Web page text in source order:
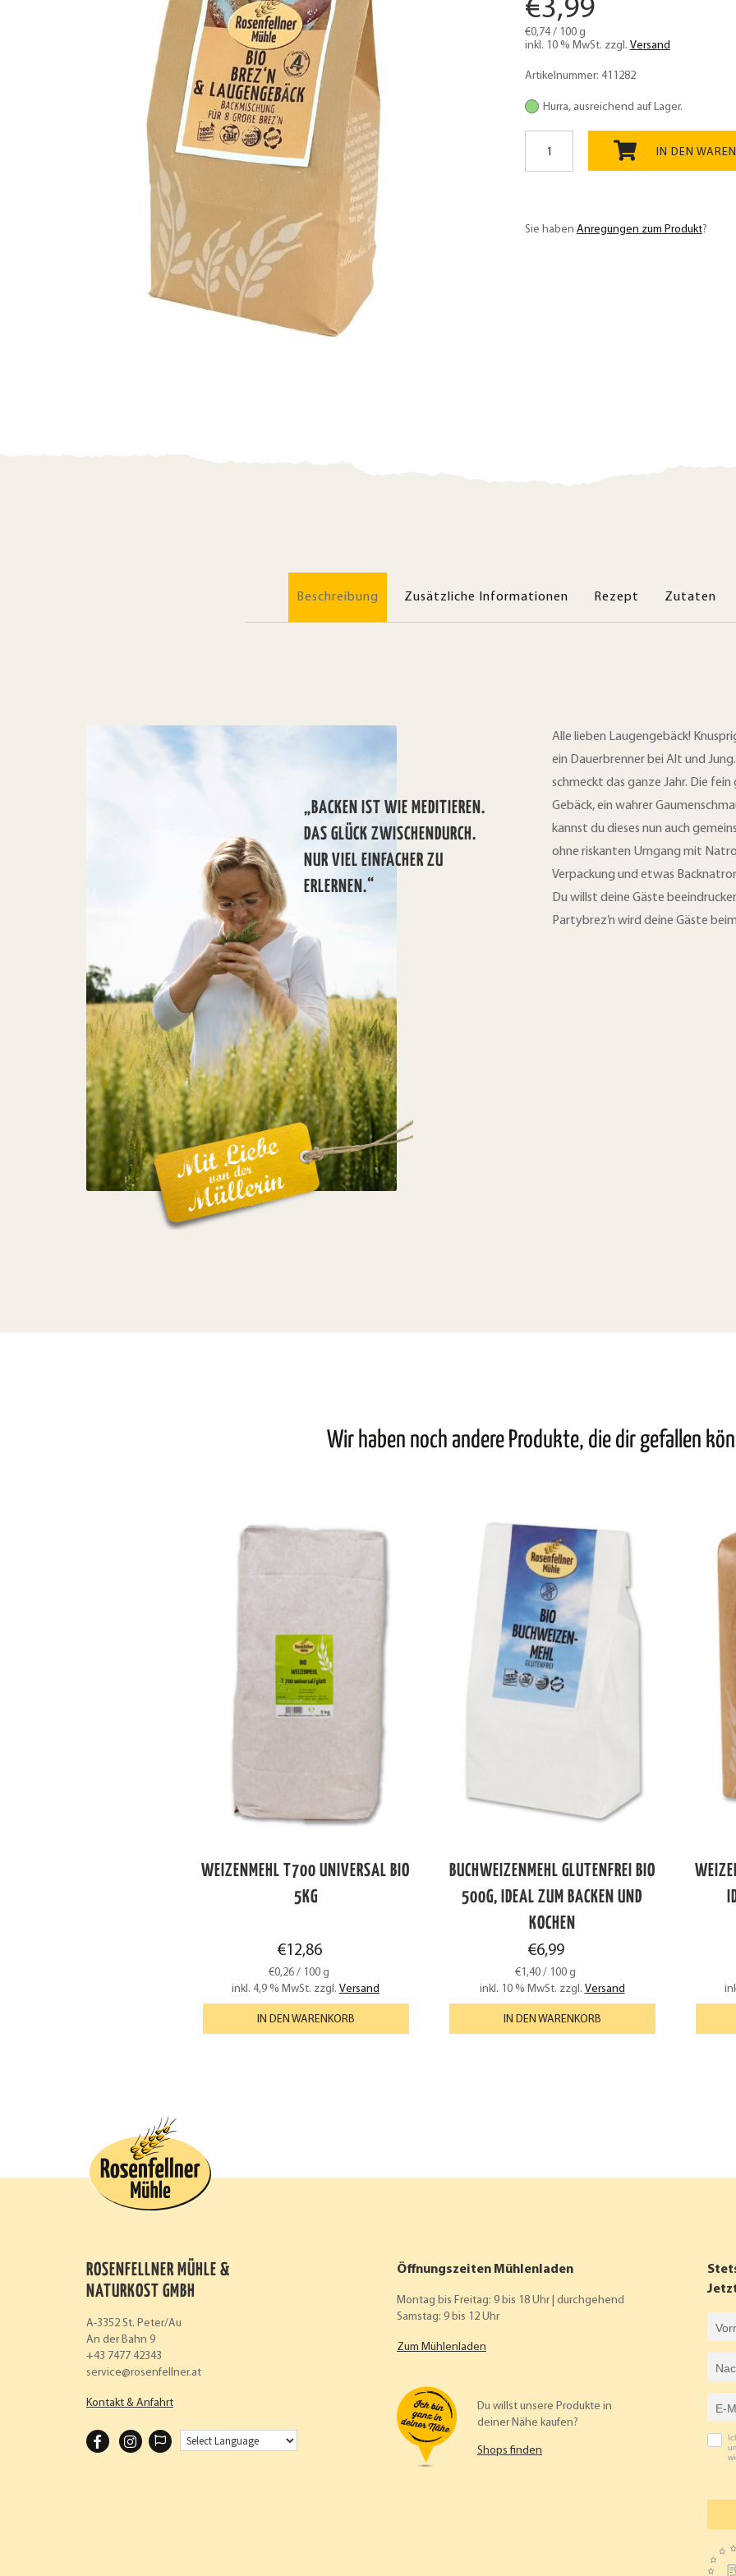
€3,99
€0,74/ 100 g
inkl. 10 % MwSt. zzgl. Versand
Artikelnummer: 411282
Hurra, ausreichend auf Lager.
und
Laugengebäck
540g
Menge
IN DEN
Sie haben Anregungen zum Produkt?
Beschreibung Zusätzliche Informationen Rezept Zutaten
„BACKEN IST WIE MEDITIEREN.
DAS GLÜCK ZWISCHENDURCH.
NUR VIEL EINFACHER ZU
ERLERNEN.“
Alle lieben Laugengebäck!
ein Dauerbrenner bei Alt und
schmeckt das ganze Jahr. Die
Gebäck, ein wahrer
kannst du dieses nun auch
ohne riskanten Umgang mit
Verpackung und etwas
Du willst deine Gäste
Partybrez’n wird deine Gäste
Wir haben noch andere Produkte, die dir gefallen
WEIZENMEHL T700 UNIVERSAL BIO
5KG
€12,86
€0,26 / 100 g
inkl. 4,9 % MwSt. zzgl. Versand
IN DEN WARENKORB
BUCHWEIZENMEHL GLUTENFREI BIO
500G, IDEAL ZUM BACKEN UND
KOCHEN
€6,99
€1,40 / 100 g
inkl. 10 % MwSt. zzgl. Versand
IN DEN WARENKORB
ROSENFELLNER MÜHLE &
NATURKOST GMBH
A-3352 St. Peter/Au
An der Bahn 9
+43 7477 42343
service
rosenfellner.at
Kontakt & Anfahrt
F I
Öffnungszeiten Mühlenladen
Montag bis Freitag: 9 bis 18 Uhr | durchgehend
Samstag: 9 bis 12 Uhr
Zum Mühlenladen
Du willst unsere Produkte in
deiner Nähe kaufen?
Shops finden